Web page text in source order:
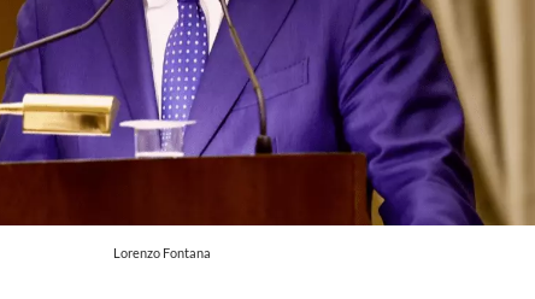
Lorenzo Fontana